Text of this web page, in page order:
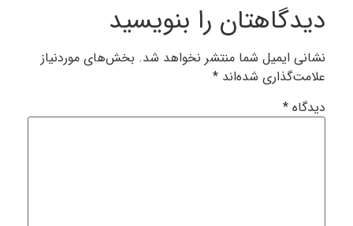
را بنویسید
ایمیل شما منتشر نخواهد شد. بخش‌های موردنیاز
شده‌اند*
*